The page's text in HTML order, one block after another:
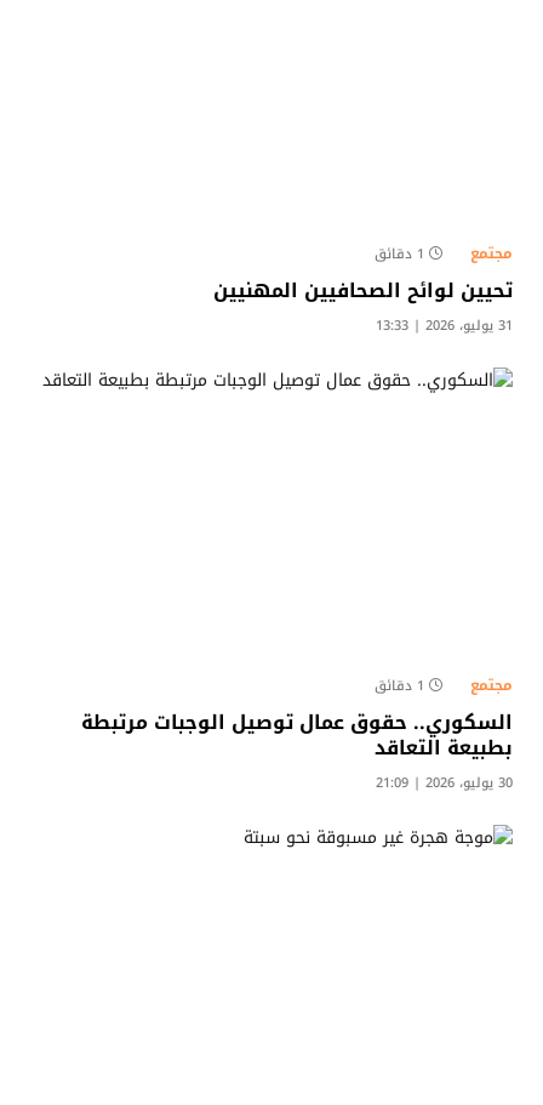
مجتمع 1 دقائق
تحيين لوائح الصحافيين المهنيين
31 يوليو، 2026 | 13:33
مجتمع 1 دقائق
السكوري.. حقوق عمال توصيل الوجبات مرتبطة
بطبيعة التعاقد
30 يوليو، 2026 | 21:09